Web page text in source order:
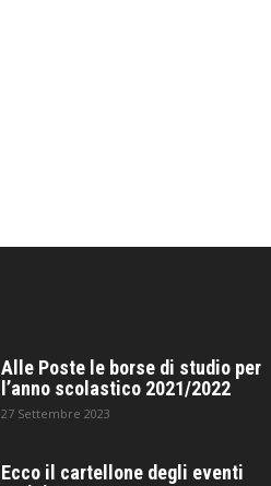
Alle Poste le borse di studio per
l’anno scolastico 2021/2022
27 Settembre 2023
Ecco il cartellone degli eventi